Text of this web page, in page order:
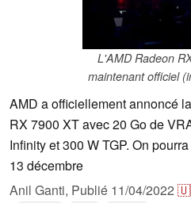
L'AMD Radeon
maintenant officiel
AMD a officiellement annoncé
RX 7900 XT avec 20 Go de
Infinity et 300 W TGP. On
13 décembre
Anil Ganti, Publié 11/04/2022